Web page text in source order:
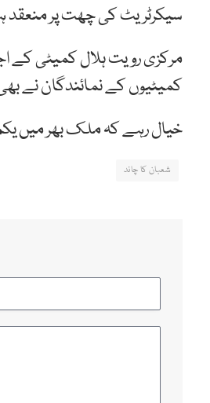
سیکرٹریٹ کی چھت پر منعقد
مرکزی رویت ہلال کمیٹی کے
کمیٹیوں کے نمائندگان نے
خیال رہے کہ ملک بھر میں یکم رمضان المبارک 23
شعبان کا چاند